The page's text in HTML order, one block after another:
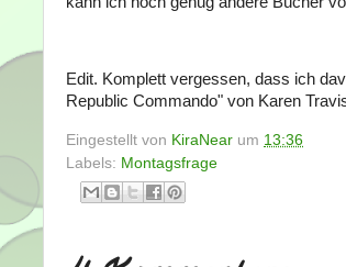
Edit. Komplett vergessen, dass ich
Republic Commando" von Karen
Eingestellt von KiraNear um 13:36
Labels: Montagsfrage